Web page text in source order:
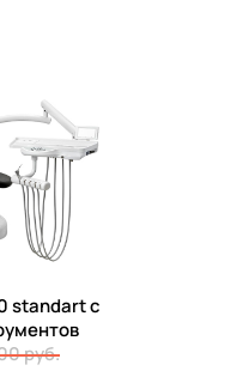
standart с
руб.